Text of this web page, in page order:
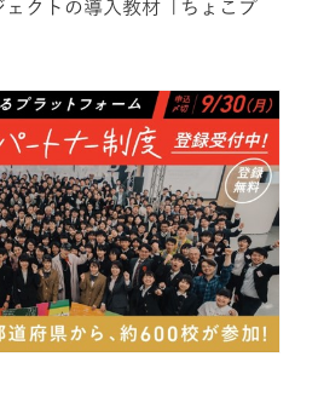
クトの導入教材「ちょこプ